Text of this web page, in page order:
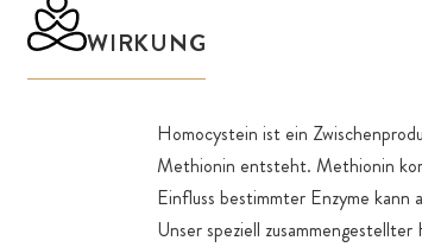
ist eine Cholinform die natürlicherweise im
(lat. Bez. "Gummi arabicum"). Im Gegensatz zum
und mit Nano-Partikeln versetzten
Cellulose verwenden wir damit ein natürliches
WIRKUNG
Homocystein ist ein
Methionin entsteht. Methionin
Einfluss bestimmter Enzyme
Unser speziell